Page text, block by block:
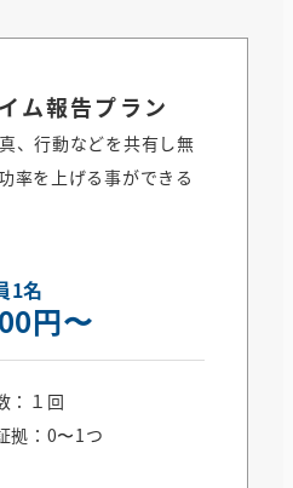
ム報告プラン
1名
円〜
、行動などを共有し無
率を上げる事ができる
：１回
拠：0〜1つ